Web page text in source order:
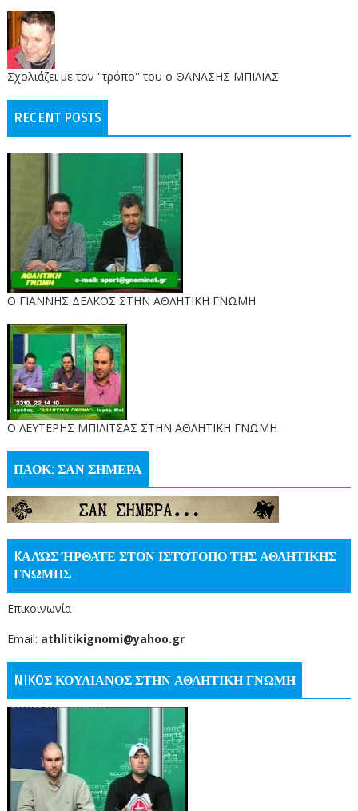
Σχολιάζει με τον ''τρόπο'' του ο ΘΑΝΑΣΗΣ ΜΠΙΛΙΑΣ
RECENT POSTS
Ο ΓΙΑΝΝΗΣ ΔΕΛΚΟΣ ΣΤΗΝ ΑΘΛΗΤΙΚΗ ΓΝΩΜΗ
O ΛΕΥΤΕΡΗΣ ΜΠΙΛΙΤΣΑΣ ΣΤΗΝ ΑΘΛΗΤΙΚΗ ΓΝΩΜΗ
ΠΑΟΚ: ΣΑΝ ΣΗΜΕΡΑ
KΑΛΏΣ ΉΡΘΑΤΕ ΣΤΟΝ ΙΣΤΌΤΟΠΟ ΤΗΣ ΑΘΛΗΤΙΚΗΣ
ΓΝΩΜΗΣ
Επικοινωνία
Email: athlitikignomi@yahoo.gr
NIKOΣ ΚΟΥΛΙΑΝΟΣ ΣΤΗΝ ΑΘΛΗΤΙΚΗ ΓΝΩΜΗ